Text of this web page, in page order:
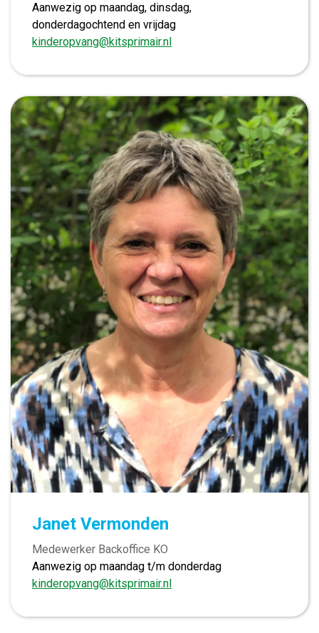
Aanwezig op maandag, dinsdag,
donderdagochtend en vrijdag
kinderopvang@kitsprimair.nl
Janet Vermonden
Medewerker Backoffice KO
Aanwezig op maandag t/m donderdag
kinderopvang@kitsprimair.nl